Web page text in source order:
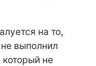
на то,
не выполнил
не